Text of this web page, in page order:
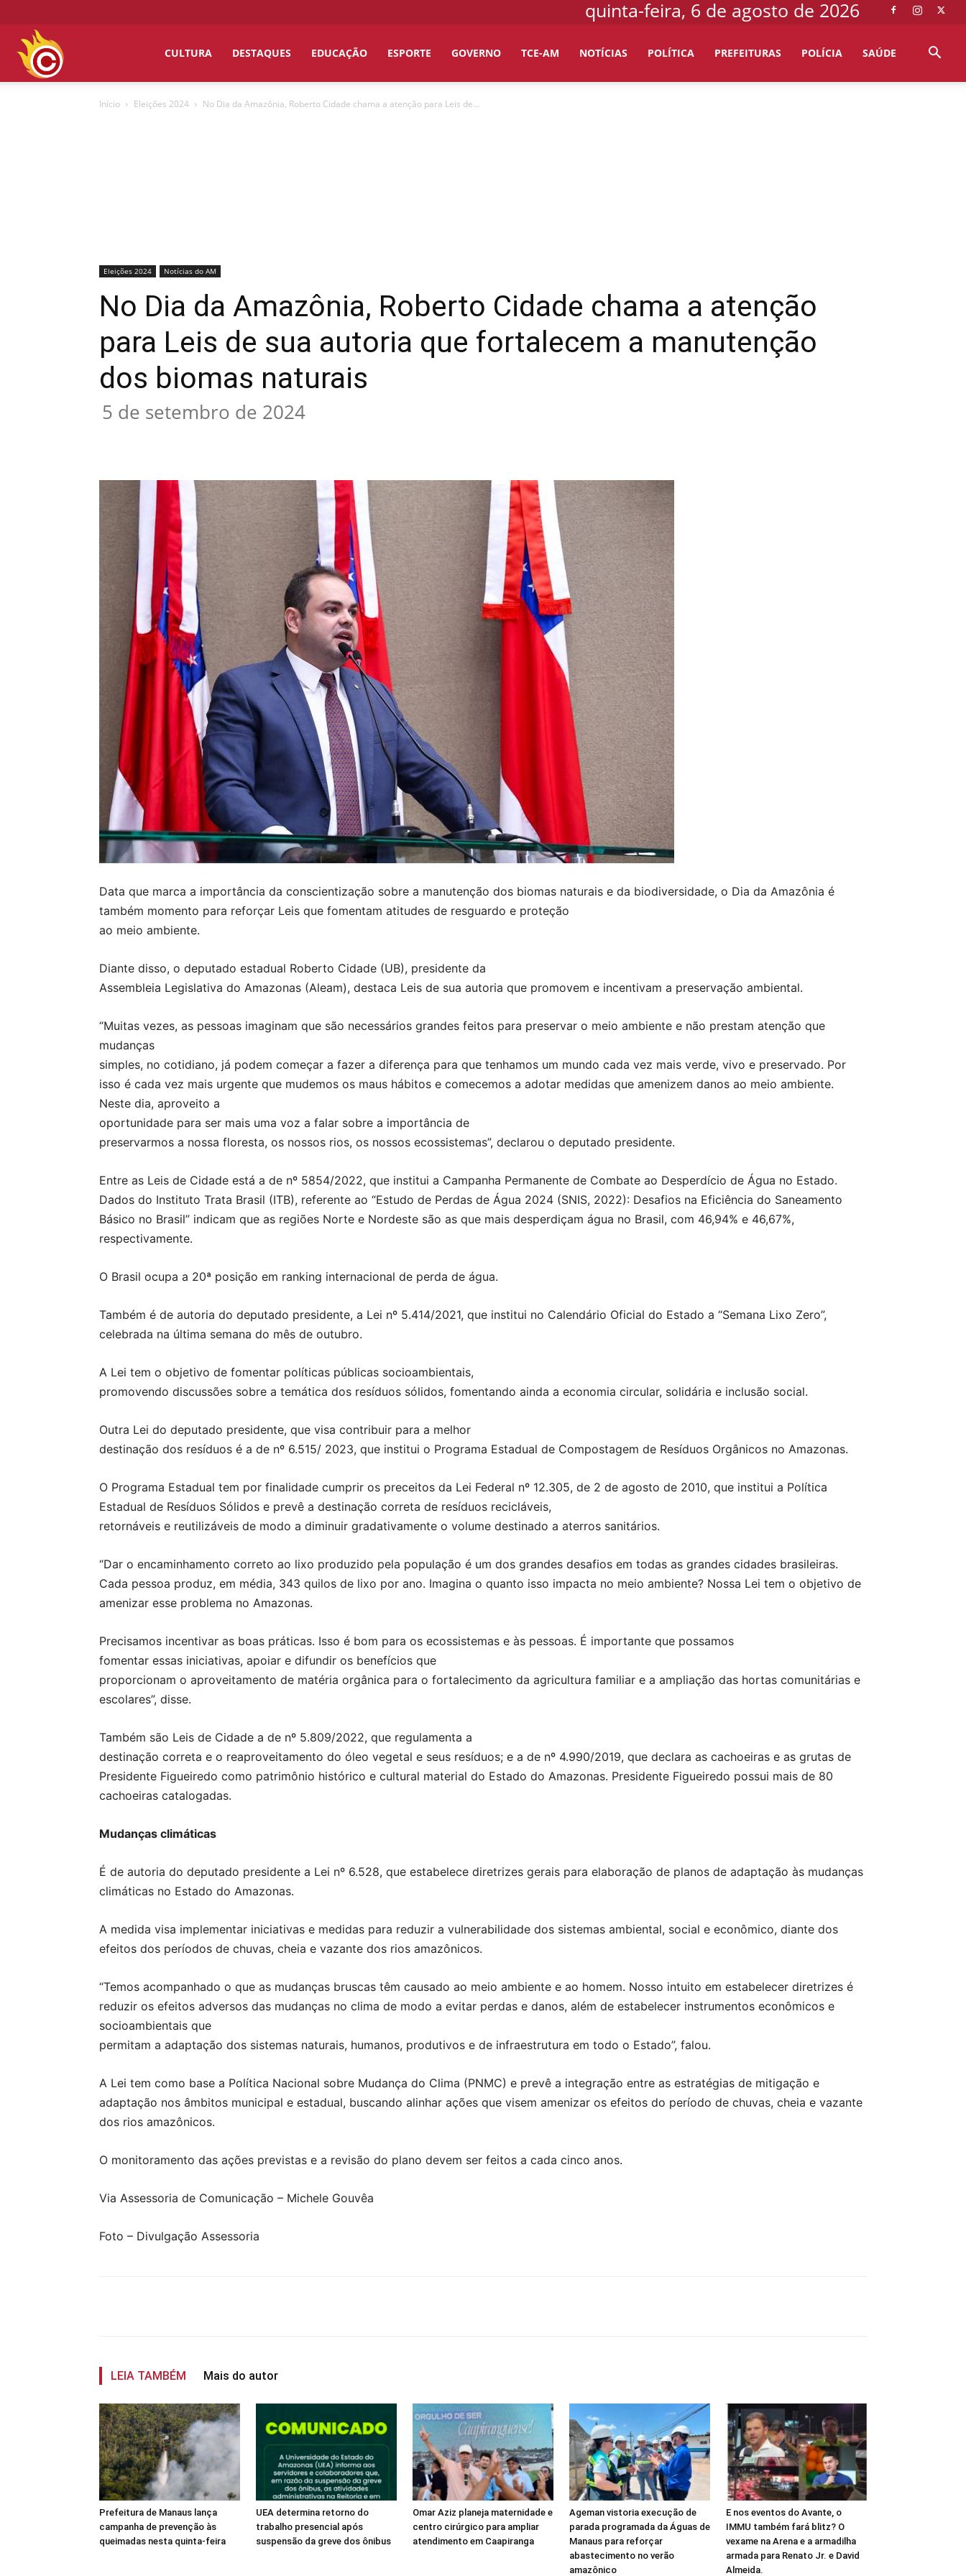
quinta-feira, 6 de agosto de 2026
CULTURA DESTAQUES EDUCAÇÃO ESPORTE GOVERNO TCE-AM NOTÍCIAS POLÍTICA PREFEITURAS POLÍCIA SAÚDE
Início Eleições 2024 No Dia da Amazônia, Roberto Cidade chama a atenção para Leis de...
Eleições 2024 Notícias do AM
No Dia da Amazônia, Roberto Cidade chama a atenção
para Leis de sua autoria que fortalecem a manutenção
dos biomas naturais
5 de setembro de 2024
Data que marca a importância da conscientização sobre a manutenção dos biomas naturais e da biodiversidade, o Dia da Amazônia é
também momento para reforçar Leis que fomentam atitudes de resguardo e proteção
ao meio ambiente.
Diante disso, o deputado estadual Roberto Cidade (UB), presidente da
Assembleia Legislativa do Amazonas (Aleam), destaca Leis de sua autoria que promovem e incentivam a preservação ambiental.
“Muitas vezes, as pessoas imaginam que são necessários grandes feitos para preservar o meio ambiente e não prestam atenção que
mudanças
simples, no cotidiano, já podem começar a fazer a diferença para que tenhamos um mundo cada vez mais verde, vivo e preservado. Por
isso é cada vez mais urgente que mudemos os maus hábitos e comecemos a adotar medidas que amenizem danos ao meio ambiente.
Neste dia, aproveito a
oportunidade para ser mais uma voz a falar sobre a importância de
preservarmos a nossa floresta, os nossos rios, os nossos ecossistemas”, declarou o deputado presidente.
Entre as Leis de Cidade está a de nº 5854/2022, que institui a Campanha Permanente de Combate ao Desperdício de Água no Estado.
Dados do Instituto Trata Brasil (ITB), referente ao “Estudo de Perdas de Água 2024 (SNIS, 2022): Desafios na Eficiência do Saneamento
Básico no Brasil” indicam que as regiões Norte e Nordeste são as que mais desperdiçam água no Brasil, com 46,94% e 46,67%,
respectivamente.
O Brasil ocupa a 20ª posição em ranking internacional de perda de água.
Também é de autoria do deputado presidente, a Lei nº 5.414/2021, que institui no Calendário Oficial do Estado a “Semana Lixo Zero”,
celebrada na última semana do mês de outubro.
A Lei tem o objetivo de fomentar políticas públicas socioambientais,
promovendo discussões sobre a temática dos resíduos sólidos, fomentando ainda a economia circular, solidária e inclusão social.
Outra Lei do deputado presidente, que visa contribuir para a melhor
destinação dos resíduos é a de nº 6.515/ 2023, que institui o Programa Estadual de Compostagem de Resíduos Orgânicos no Amazonas.
O Programa Estadual tem por finalidade cumprir os preceitos da Lei Federal nº 12.305, de 2 de agosto de 2010, que institui a Política
Estadual de Resíduos Sólidos e prevê a destinação correta de resíduos recicláveis,
retornáveis e reutilizáveis de modo a diminuir gradativamente o volume destinado a aterros sanitários.
“Dar o encaminhamento correto ao lixo produzido pela população é um dos grandes desafios em todas as grandes cidades brasileiras.
Cada pessoa produz, em média, 343 quilos de lixo por ano. Imagina o quanto isso impacta no meio ambiente? Nossa Lei tem o objetivo de
amenizar esse problema no Amazonas.
Precisamos incentivar as boas práticas. Isso é bom para os ecossistemas e às pessoas. É importante que possamos
fomentar essas iniciativas, apoiar e difundir os benefícios que
proporcionam o aproveitamento de matéria orgânica para o fortalecimento da agricultura familiar e a ampliação das hortas comunitárias e
escolares”, disse.
Também são Leis de Cidade a de nº 5.809/2022, que regulamenta a
destinação correta e o reaproveitamento do óleo vegetal e seus resíduos; e a de nº 4.990/2019, que declara as cachoeiras e as grutas de
Presidente Figueiredo como patrimônio histórico e cultural material do Estado do Amazonas. Presidente Figueiredo possui mais de 80
cachoeiras catalogadas.
Mudanças climáticas
É de autoria do deputado presidente a Lei nº 6.528, que estabelece diretrizes gerais para elaboração de planos de adaptação às mudanças
climáticas no Estado do Amazonas.
A medida visa implementar iniciativas e medidas para reduzir a vulnerabilidade dos sistemas ambiental, social e econômico, diante dos
efeitos dos períodos de chuvas, cheia e vazante dos rios amazônicos.
“Temos acompanhado o que as mudanças bruscas têm causado ao meio ambiente e ao homem. Nosso intuito em estabelecer diretrizes é
reduzir os efeitos adversos das mudanças no clima de modo a evitar perdas e danos, além de estabelecer instrumentos econômicos e
socioambientais que
permitam a adaptação dos sistemas naturais, humanos, produtivos e de infraestrutura em todo o Estado”, falou.
A Lei tem como base a Política Nacional sobre Mudança do Clima (PNMC) e prevê a integração entre as estratégias de mitigação e
adaptação nos âmbitos municipal e estadual, buscando alinhar ações que visem amenizar os efeitos do período de chuvas, cheia e vazante
dos rios amazônicos.
O monitoramento das ações previstas e a revisão do plano devem ser feitos a cada cinco anos.
Via Assessoria de Comunicação – Michele Gouvêa
Foto – Divulgação Assessoria
LEIA TAMBÉM Mais do autor
Prefeitura de Manaus lança
campanha de prevenção às
queimadas nesta quinta-feira
UEA determina retorno do
trabalho presencial após
suspensão da greve dos ônibus
Omar Aziz planeja maternidade e
centro cirúrgico para ampliar
atendimento em Caapiranga
Ageman vistoria execução de
parada programada da Águas de
Manaus para reforçar
abastecimento no verão
amazônico
E nos eventos do Avante, o
IMMU também fará blitz? O
vexame na Arena e a armadilha
armada para Renato Jr. e David
Almeida.